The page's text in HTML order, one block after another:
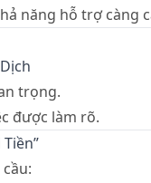
năng hỗ trợ càng
trọng.
được làm rõ.